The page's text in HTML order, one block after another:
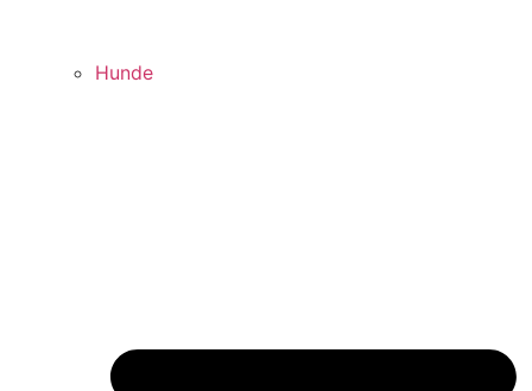
Hunde